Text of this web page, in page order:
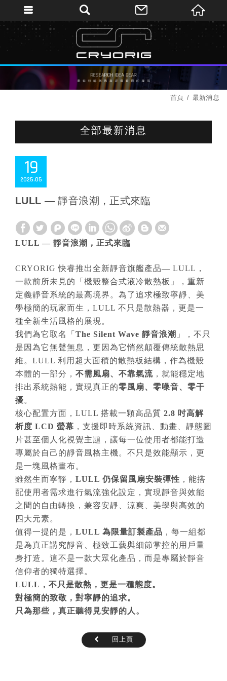
首頁 最新消息
全部最新消息
19
05
2025
LULL — 靜音浪潮，正式來臨
LULL — 靜音浪潮，正式來臨
CRYORIG 快睿推出全新靜音旗艦產品— LULL，
一款前所未見的「機殼整合式液冷散熱板」，重新
定義靜音系統的最高境界。為了追求極致寧靜、美
學極簡的玩家而生，LULL 不只是散熱器，更是一
種全新生活風格的展現。
我們為它取名「 The Silent Wave 靜音浪潮 」，不只
是因為它無聲無息，更因為它悄然顛覆傳統散熱思
維。LULL 利用超大面積的散熱板結構，作為機殼
本體的一部分， 不需風扇、不靠氣流 ，就能穩定地
排出系統熱能，實現真正的零風扇、零噪音、零干
擾。
核心配置方面，LULL 搭載一顆高品質 2.8 吋高解
析度 LCD 螢幕 ，支援即時系統資訊、動畫、靜態圖
片甚至個人化視覺主題，讓每一位使用者都能打造
專屬於自己的靜音風格主機。不只是效能顯示，更
是一塊風格畫布。
雖然生而寧靜， LULL 仍保留風扇安裝彈性 ，能搭
配使用者需求進行氣流強化設定，實現靜音與效能
之間的自由轉換，兼容安靜、涼爽、美學與高效的
四大元素。
值得一提的是， LULL 為限量訂製產品 ，每一組都
是為真正講究靜音、極致工藝與細節掌控的用戶量
身打造。這不是一款大眾化產品，而是專屬於靜音
信仰者的獨特選擇。
LULL ，不只是散熱，更是一種態度。
對極簡的致敬，對寧靜的追求。
只為那些，真正聽得見安靜的人。
回上頁